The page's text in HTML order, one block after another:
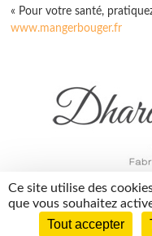
« Pour votre santé,
www.mangerbouger.fr
Ce site utilise des
que vous souhaitez
Tout accepter